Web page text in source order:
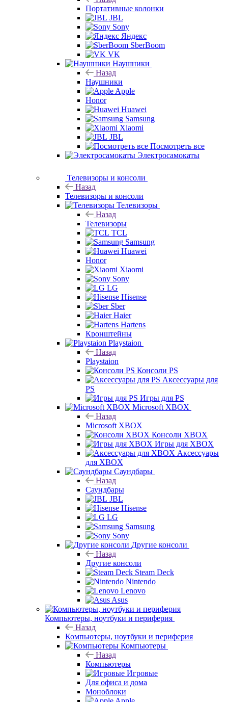
Портативные колонки
JBL
Sony
Яндекс
SberBoom
VK
Наушники
Назад
Наушники
Apple
Honor
Huawei
Samsung
Xiaomi
JBL
Посмотреть все
Электросамокаты
Телевизоры и консоли
Назад
Телевизоры и консоли
Телевизоры
Назад
Телевизоры
TCL
Samsung
Huawei
Honor
Xiaomi
Sony
LG
Hisense
Sber
Haier
Hartens
Кронштейны
Playstaion
Назад
Playstaion
Консоли PS
Аксессуары для
PS
Игры для PS
Microsoft XBOX
Назад
Microsoft XBOX
Консоли XBOX
Игры для XBOX
Аксессуары
для XBOX
Саундбары
Назад
Саундбары
JBL
Hisense
LG
Samsung
Sony
Другие консоли
Назад
Другие консоли
Steam Deck
Nintendo
Lenovo
Asus
Компьютеры, ноутбуки и периферия
Назад
Компьютеры, ноутбуки и периферия
Компьютеры
Назад
Компьютеры
Игровые
Для офиса и дома
Моноблоки